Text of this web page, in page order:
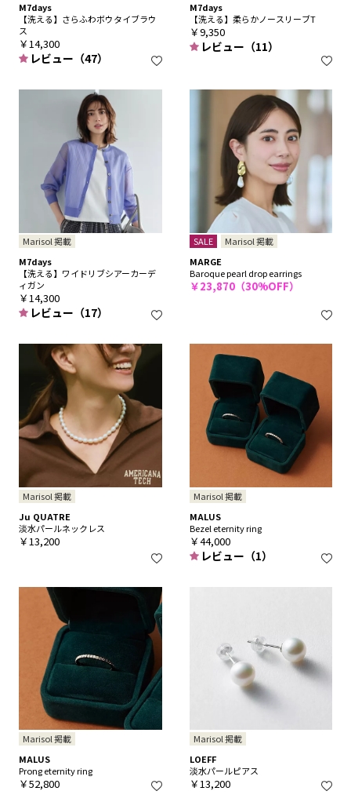
M7days
【洗える】さらふわボウタイブラウ
ス
￥14,300
レビュー（47）
M7days
【洗える】柔らかノースリーブT
￥9,350
レビュー（11）
Marisol 掲載
M7days
【洗える】ワイドリブシアーカーデ
ィガン
￥14,300
レビュー（17）
SALE
Marisol 掲載
MARGE
Baroque pearl drop earrings
￥23,870（30%OFF）
Marisol 掲載
Ju QUATRE
淡水パールネックレス
￥13,200
Marisol 掲載
MALUS
Bezel eternity ring
￥44,000
レビュー（1）
Marisol 掲載
MALUS
Prong eternity ring
￥52,800
Marisol 掲載
LOEFF
淡水パールピアス
￥13,200